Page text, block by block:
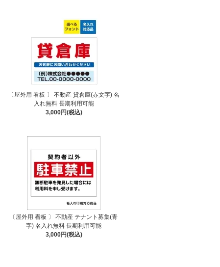
〔屋外用 看板 〕 不動産 貸倉庫(赤文字) 名
入れ無料 長期利用可能
3,000円(税込)
〔屋外用 看板 〕 不動産 テナント募集(青
字) 名入れ無料 長期利用可能
3,000円(税込)